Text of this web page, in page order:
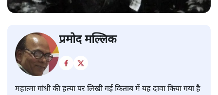
प्रमोद मल्लिक
महात्मा गांधी की हत्या पर लिखी गई किताब में यह दावा किया गया है